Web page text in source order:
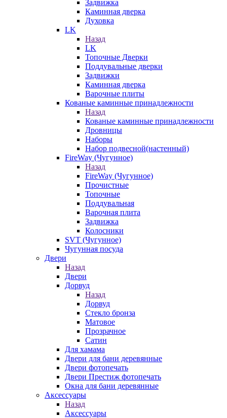
Задвижка
Каминная дверка
Духовка
LK
Назад
LK
Топочные Дверки
Поддувальные дверки
Задвижки
Каминная дверка
Варочные плиты
Кованые каминные принадлежности
Назад
Кованые каминные принадлежности
Дровницы
Наборы
Набор подвесной(настенный)
FireWay (Чугунное)
Назад
FireWay (Чугунное)
Прочистные
Топочные
Поддувальная
Варочная плита
Задвижка
Колосники
SVT (Чугунное)
Чугунная посуда
Двери
Назад
Двери
Дорвуд
Назад
Дорвуд
Стекло бронза
Матовое
Прозрачное
Сатин
Для хамама
Двери для бани деревянные
Двери фотопечать
Двери Престиж фотопечать
Окна для бани деревянные
Аксессуары
Назад
Аксессуары